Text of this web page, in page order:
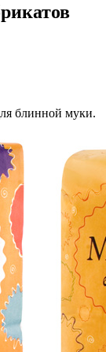
блинной муки.